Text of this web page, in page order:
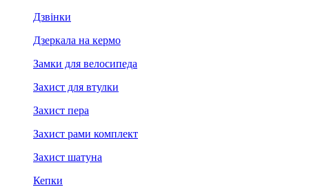
Дзвінки
Дзеркала на кермо
Замки для велосипеда
Захист для втулки
Захист пера
Захист рами комплект
Захист шатуна
Кепки